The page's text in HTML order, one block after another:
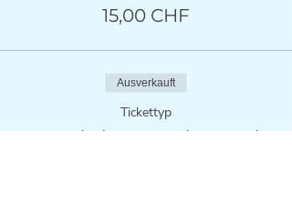
15,00 CHF
Ausverkauft
Tickettyp
For existing members only